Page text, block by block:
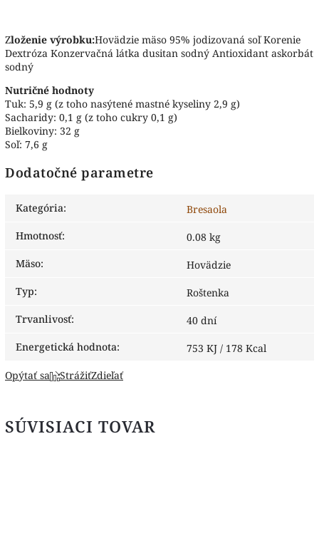
Zloženie výrobku:Hovädzie mäso 95% jodizovaná soľ Korenie
Dextróza Konzervačná látka dusitan sodný Antioxidant askorbát
sodný
Nutričné hodnoty
Tuk: 5,9 g (z toho nasýtené mastné kyseliny 2,9 g)
Sacharidy: 0,1 g (z toho cukry 0,1 g)
Bielkoviny: 32 g
Soľ: 7,6 g
Dodatočné parametre
Kategória:
Bresaola
Hmotnosť:
0.08 kg
Mäso:
Hovädzie
Typ:
Roštenka
Trvanlivosť:
40 dní
Energetická hodnota:
753 KJ / 178 Kcal
Opýtať sa
StrážiťZdieľať
SÚVISIACI TOVAR